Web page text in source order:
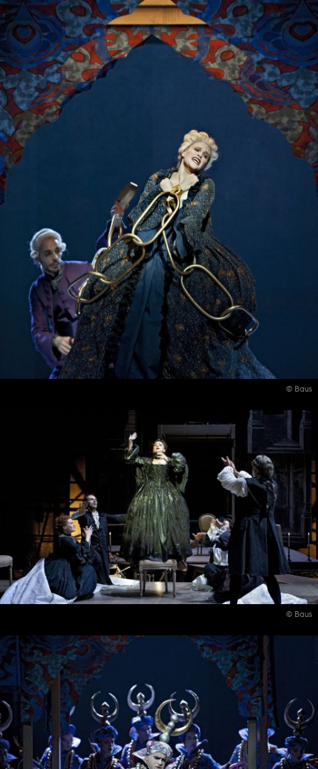
© Baus
© Baus